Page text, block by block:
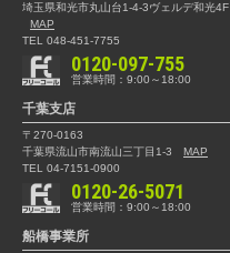
埼玉県和光市丸山台1-4-3ヴェルデ和光4F
MAP
TEL 048-451-7755
0120-097-755
営業時間：9:00～18:00
千葉支店
〒270-0163
千葉県流山市南流山三丁目1-3
MAP
TEL 04-7151-0900
0120-26-5071
営業時間：9:00～18:00
船橋事業所